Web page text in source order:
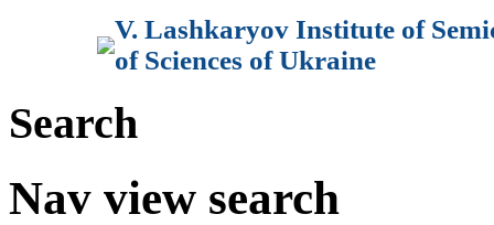
V. Lashkaryov Institute of
of Sciences of Ukraine
Search
Nav view search